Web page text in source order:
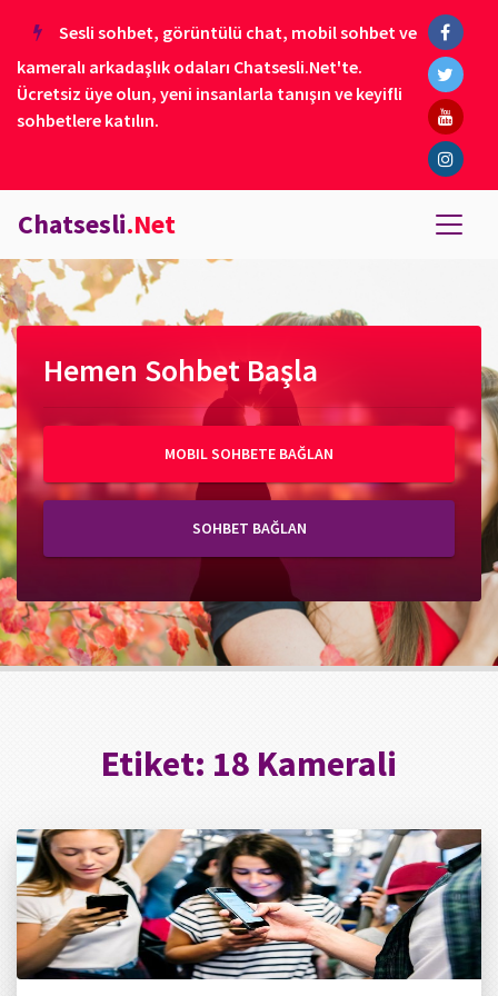
Sesli sohbet, görüntülü chat, mobil sohbet ve
kameralı arkadaşlık odaları Chatsesli.Net'te.
Ücretsiz üye olun, yeni insanlarla tanışın ve keyifli
sohbetlere katılın.
Chatsesli.Net
Hemen Sohbet Başla
MOBIL SOHBETE BAĞLAN
SOHBET BAĞLAN
Etiket: 18 Kamerali